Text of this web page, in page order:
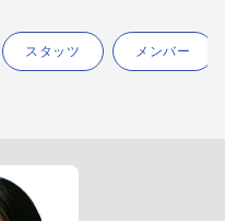
スタッツ メンバー